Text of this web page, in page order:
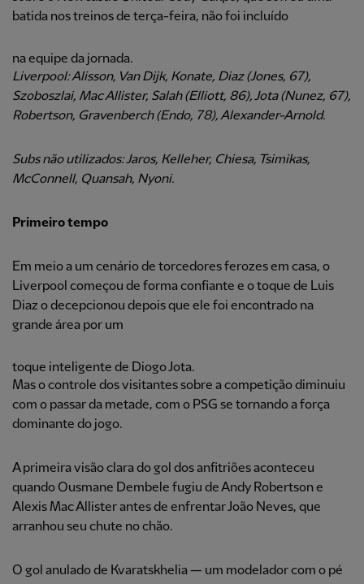
batida nos treinos de terça-feira, não foi incluído
na equipe da jornada.
Liverpool: Alisson, Van Dijk, Konate, Diaz (Jones, 67),
Szoboszlai, Mac Allister, Salah (Elliott, 86), Jota (Nunez, 67),
Robertson, Gravenberch (Endo, 78), Alexander-Arnold.
Subs não utilizados: Jaros, Kelleher, Chiesa, Tsimikas,
McConnell, Quansah, Nyoni.
Primeiro tempo
Em meio a um cenário de torcedores ferozes em casa, o
Liverpool começou de forma confiante e o toque de Luis
Diaz o decepcionou depois que ele foi encontrado na
grande área por um
toque inteligente de Diogo Jota.
Mas o controle dos visitantes sobre a competição diminuiu
com o passar da metade, com o PSG se tornando a força
dominante do jogo.
A primeira visão clara do gol dos anfitriões aconteceu
quando Ousmane Dembele fugiu de Andy Robertson e
Alexis Mac Allister antes de enfrentar João Neves, que
arranhou seu chute no chão.
O gol anulado de Kvaratskhelia — um modelador com o pé